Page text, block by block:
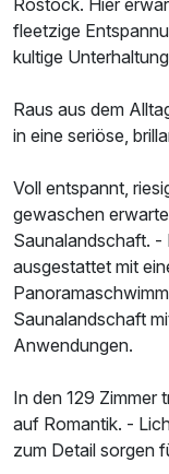
Ausstattung
Zusatznächte
Für 3 Tage
Rostock. Hier
fleetzige
kultige
Raus aus dem
in eine seriöse,
Voll entspannt,
gewaschen
Saunalandschaft. -
ausgestattet mit
Saunalandschaft
Anwendungen.
In den 129 Zimmer
auf Romantik. -
zum Detail sorgen